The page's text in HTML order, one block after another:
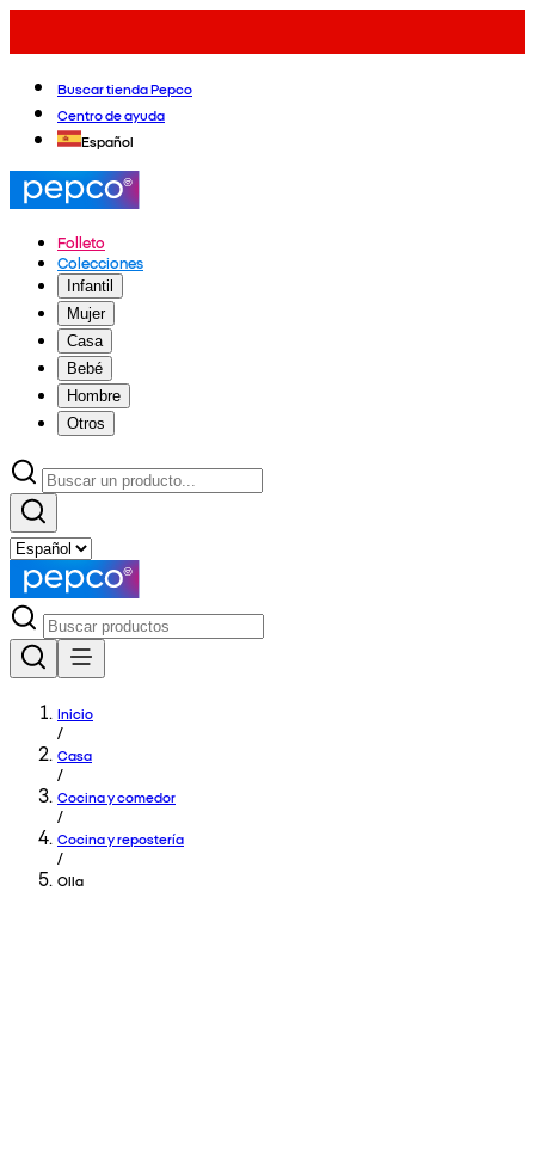
Buscar tienda Pepco
Centro de ayuda
Español
Folleto
Colecciones
Infantil
Mujer
Casa
Bebé
Hombre
Otros
Inicio
/
Casa
/
Cocina y comedor
/
Cocina y repostería
/
Olla